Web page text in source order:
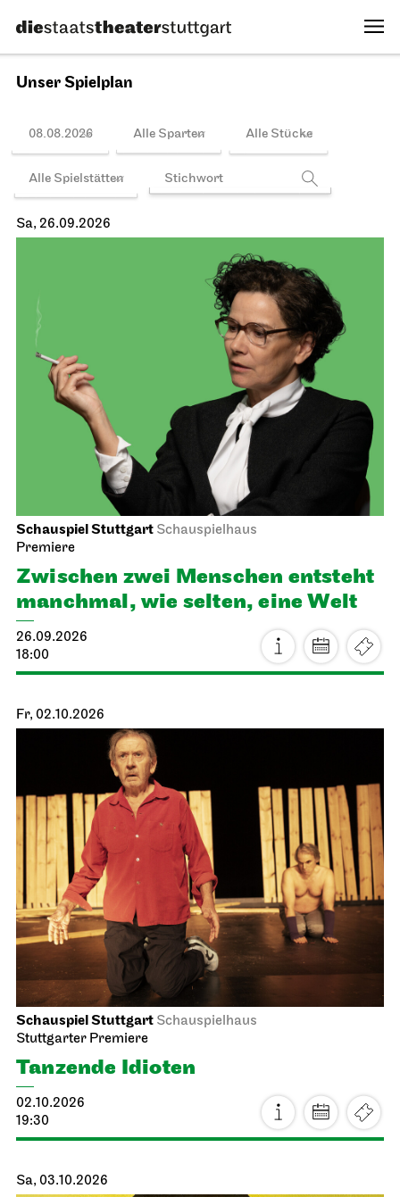
Unser Spielplan
08.08.2026 Alle Sparten Alle Stücke
Alle Spielstätten
Sa, 26.09.2026
Schauspiel Stuttgart Schauspielhaus
Premiere
Zwischen zwei Menschen ent­steht
manch­mal, wie selten, eine Welt
26.09.2026
18:00
Fr, 02.10.2026
Schauspiel Stuttgart Schauspielhaus
Stuttgarter Premiere
Tanzende Idioten
02.10.2026
19:30
Sa, 03.10.2026